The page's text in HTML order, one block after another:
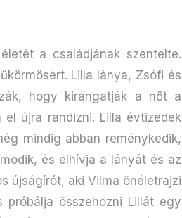
a családjának szentelte.
Lilla lánya, Zsófi és
hogy kirángatják a nőt a
újra randizni. Lilla évtizedek
mindig abban reménykedik,
és elhívja a lányát és az
újságírót, aki Vilma önéletrajzi
összehozni Lillát egy